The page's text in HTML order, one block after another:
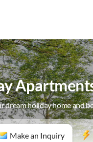
dream holiday home and
Make an Inquiry